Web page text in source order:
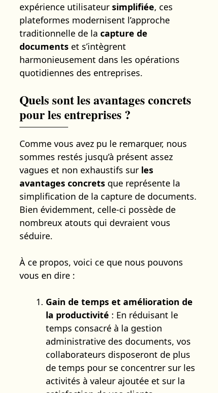
expérience utilisateur simplifiée, ces
plateformes modernisent l’approche
traditionnelle de la capture de
documents et s’intègrent
harmonieusement dans les opérations
quotidiennes des entreprises.
Quels sont les avantages concrets
pour les entreprises ?
Comme vous avez pu le remarquer, nous
sommes restés jusqu’à présent assez
vagues et non exhaustifs sur les
avantages concrets que représente la
simplification de la capture de documents.
Bien évidemment, celle-ci possède de
nombreux atouts qui devraient vous
séduire.
À ce propos, voici ce que nous pouvons
vous en dire :
Gain de temps et amélioration de
la productivité : En réduisant le
temps consacré à la gestion
administrative des documents, vos
collaborateurs disposeront de plus
de temps pour se concentrer sur les
activités à valeur ajoutée et sur la